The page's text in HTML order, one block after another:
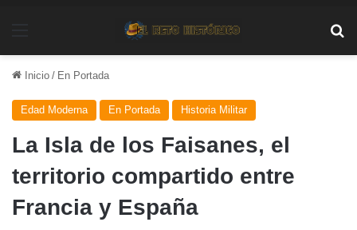
Inicio / En Portada
Edad Moderna En Portada Historia Militar
La Isla de los Faisanes, el
territorio compartido entre
Francia y España